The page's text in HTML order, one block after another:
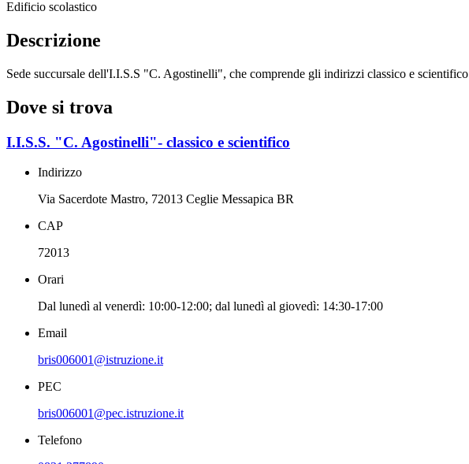
Edificio scolastico
Descrizione
Sede succursale dell'I.I.S.S "C. Agostinelli", che comprende gli indirizzi classico e scientifico
Dove si trova
I.I.S.S. "C. Agostinelli"- classico e scientifico
Indirizzo
Via Sacerdote Mastro, 72013 Ceglie Messapica BR
CAP
72013
Orari
Dal lunedì al venerdì: 10:00-12:00; dal lunedì al giovedì: 14:30-17:00
Email
bris006001@istruzione.it
PEC
bris006001@pec.istruzione.it
Telefono